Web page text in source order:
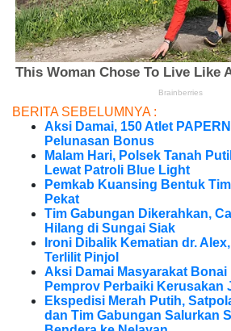
BERITA SEBELUMNYA :
Aksi Damai, 150 Atlet
Pelunasan Bonus
Malam Hari, Polsek Tanah
Lewat Patroli Blue Light
Pemkab Kuansing Bentuk
Pekat
Tim Gabungan Dikerahkan,
Hilang di Sungai Siak
Ironi Dibalik Kematian dr.
Terlilit Pinjol
Aksi Damai Masyarakat
Pemprov Perbaiki Kerusakan
Ekspedisi Merah Putih,
dan Tim Gabungan Salurkan